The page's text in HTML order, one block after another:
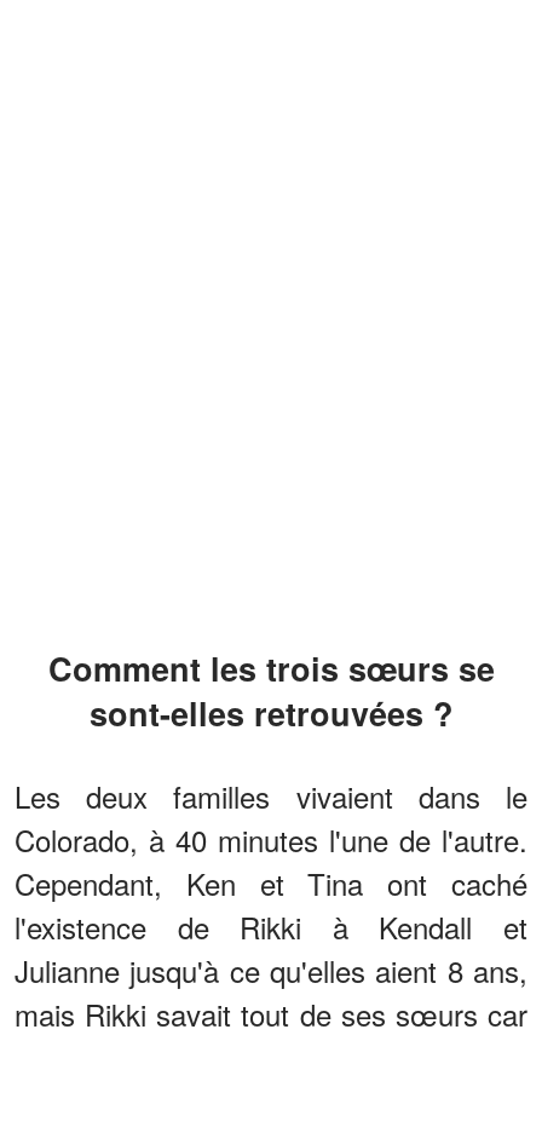
Comment les trois sœurs se
sont-elles retrouvées ?
Les deux familles vivaient dans le
Colorado, à 40 minutes l'une de l'autre.
Cependant, Ken et Tina ont caché
l'existence de Rikki à Kendall et
Julianne jusqu'à ce qu'elles aient 8 ans,
mais Rikki savait tout de ses sœurs car